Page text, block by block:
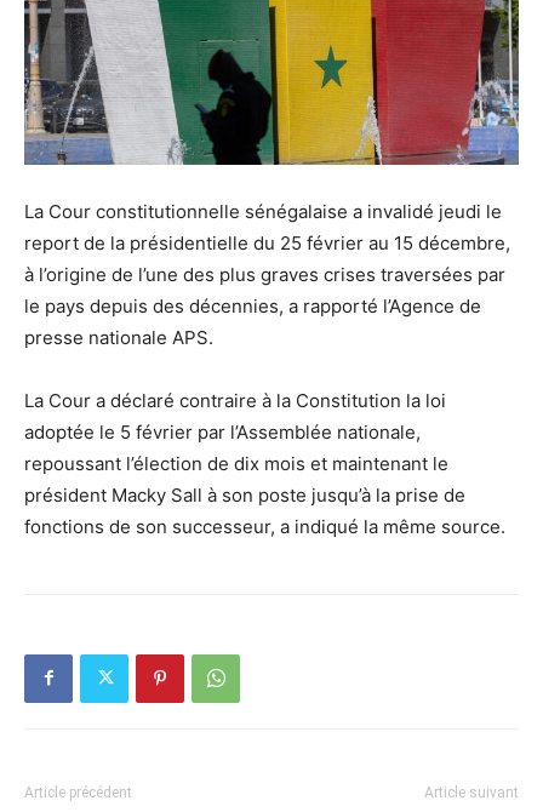
La Cour constitutionnelle sénégalaise a invalidé jeudi le
report de la présidentielle du 25 février au 15 décembre,
à l’origine de l’une des plus graves crises traversées par
le pays depuis des décennies, a rapporté l’Agence de
presse nationale APS.
La Cour a déclaré contraire à la Constitution la loi
adoptée le 5 février par l’Assemblée nationale,
repoussant l’élection de dix mois et maintenant le
président Macky Sall à son poste jusqu’à la prise de
fonctions de son successeur, a indiqué la même source.
Article précédent Article suivant